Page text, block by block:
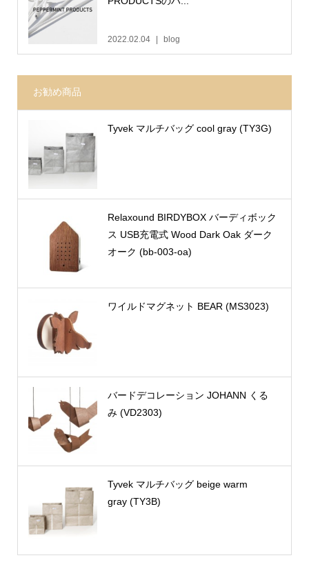
2022.02.04 blog
お勧め商品
Tyvek マルチバッグ cool gray (TY3G)
Relaxound BIRDYBOX バーディボック
ス USB充電式 Wood Dark Oak ダーク
オーク (bb-003-oa)
ワイルドマグネット BEAR (MS3023)
バードデコレーション JOHANN くる
み (VD2303)
Tyvek マルチバッグ beige warm
gray (TY3B)